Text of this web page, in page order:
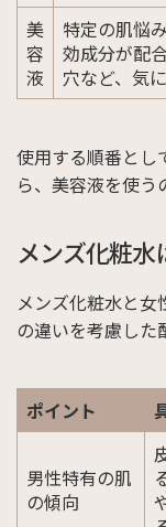
美
容
液
特定の肌悩
効成分が配
穴など、気
使用する順番とし
ら、美容液を使う
メンズ化粧水
メンズ化粧水と
の違いを考慮した
ポイント
男性特有の肌
の傾向